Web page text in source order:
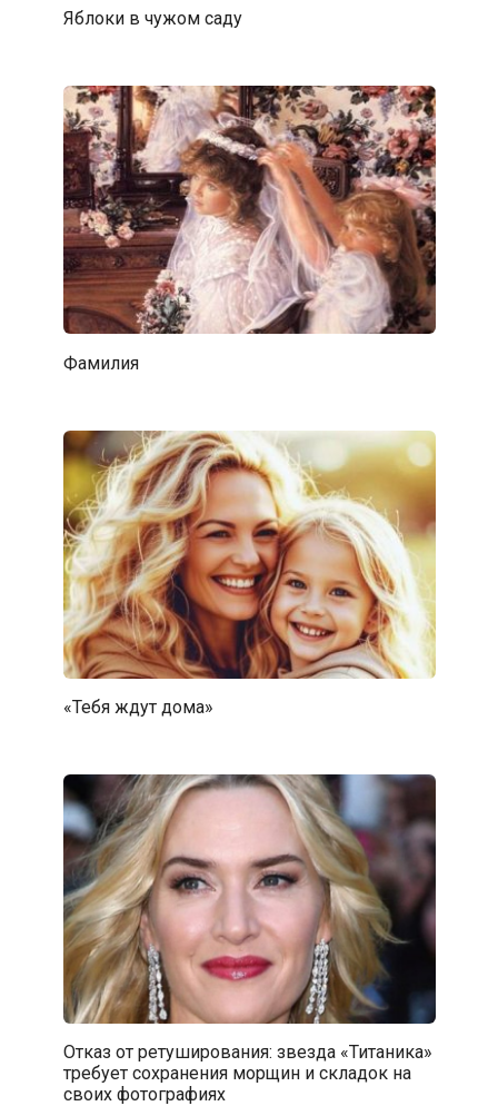
Яблоки в чужом саду
Фамилия
«Тебя ждут дома»
Отказ от ретуширования: звезда «Титаника»
требует сохранения морщин и складок на
своих фотографиях